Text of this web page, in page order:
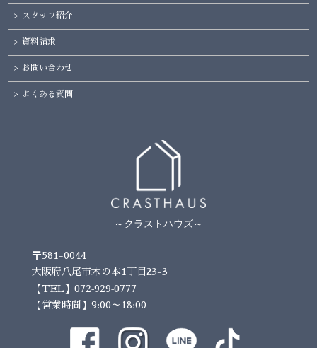
スタッフ紹介
資料請求
お問い合わせ
よくある質問
～クラストハウズ～
〒581-0044
大阪府八尾市木の本1丁目23-3
【TEL】072-929-0777
【営業時間】9:00～18:00